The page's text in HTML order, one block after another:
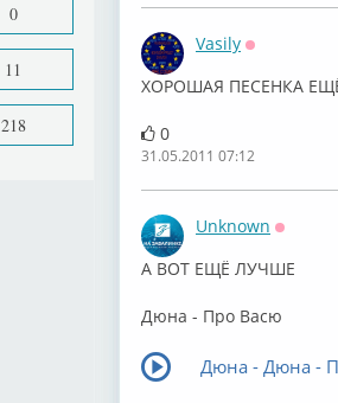
0
11
218
Vasily
ХОРОШАЯ ПЕСЕНКА
0
31.05.2011 07:12
Unknown
А ВОТ ЕЩЁ ЛУЧШЕ
Дюна - Про Васю
Дюна - Дюна -